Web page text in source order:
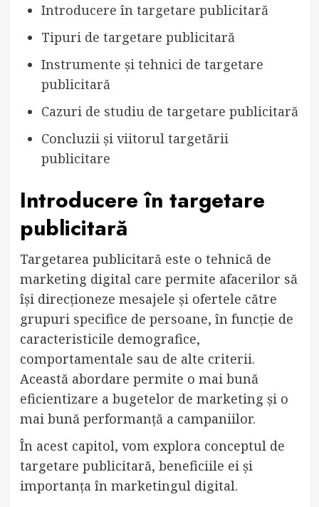
Introducere în targetare publicitară
Tipuri de targetare publicitară
Instrumente și tehnici de targetare
publicitară
Cazuri de studiu de targetare publicitară
Concluzii și viitorul targetării
publicitare
Introducere în targetare
publicitară
Targetarea publicitară este o tehnică de
marketing digital care permite afacerilor să
își direcționeze mesajele și ofertele către
grupuri specifice de persoane, în funcție de
caracteristicile demografice,
comportamentale sau de alte criterii.
Această abordare permite o mai bună
eficientizare a bugetelor de marketing și o
mai bună performanță a campaniilor.
În acest capitol, vom explora conceptul de
targetare publicitară, beneficiile ei și
importanța în marketingul digital.